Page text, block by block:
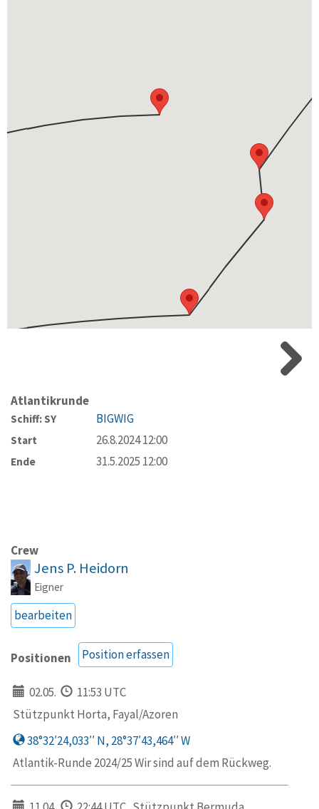
Atlantikrunde
Schiff: SY BIGWIG
Start 26.8.2024 12:00
Ende 31.5.2025 12:00
Crew
Jens P. Heidorn
Eigner
bearbeiten
Positionen Position erfassen
02.05.
11:53 UTC
Stützpunkt Horta, Fayal/Azoren
38°32′24,033′′ N, 28°37′43,464′′ W
Atlantik-Runde 2024/25 Wir sind auf dem Rückweg.